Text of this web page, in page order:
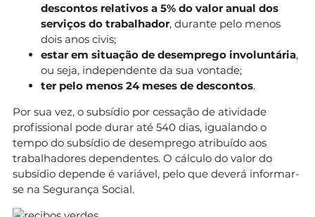
descontos relativos a 5% do valor anual dos
serviços do trabalhador, durante pelo menos
dois anos civis;
estar em situação de desemprego involuntária,
ou seja, independente da sua vontade;
ter pelo menos 24 meses de descontos.
Por sua vez, o subsídio por cessação de atividade
profissional pode durar até 540 dias, igualando o
tempo do subsídio de desemprego atribuído aos
trabalhadores dependentes. O cálculo do valor do
subsídio depende é variável, pelo que deverá informar-
se na Segurança Social.